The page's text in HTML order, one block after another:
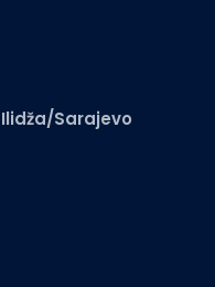
Ilidža/Sarajevo